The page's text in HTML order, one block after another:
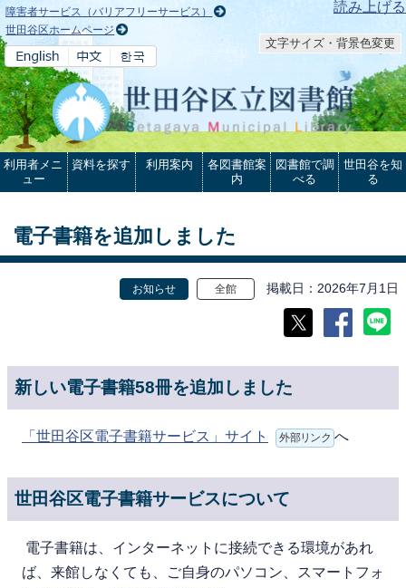
本文へ 読み上げる
障害者サービス（バリアフリーサービス）
世田谷区ホームページ
文字サイズ・背景色変更
利用者メニ
ュー
資料を探す 利用案内
各図書館案
内
図書館で調
べる
世田谷を知
る
電子書籍を追加しました
お知らせ 全館 掲載日 2026年7月1日
新しい電子書籍58冊を追加しました
「世田谷区電子書籍サービス」サイト 外部リンク へ
世田谷区電子書籍サービスについて
電⼦書籍は、インターネットに接続できる環境があれ
ば、来館しなくても、ご⾃⾝のパソコン、スマートフォ